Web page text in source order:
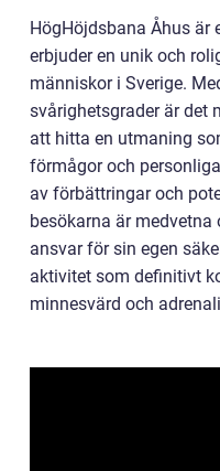
HögHöjdsbana Åhus är
erbjuder en unik och
människor i Sverige.
svårighetsgrader är det
att hitta en utmaning
förmågor och
av förbättringar och
besökarna är
ansvar för sin egen
aktivitet som definitivt
minnesvärd och